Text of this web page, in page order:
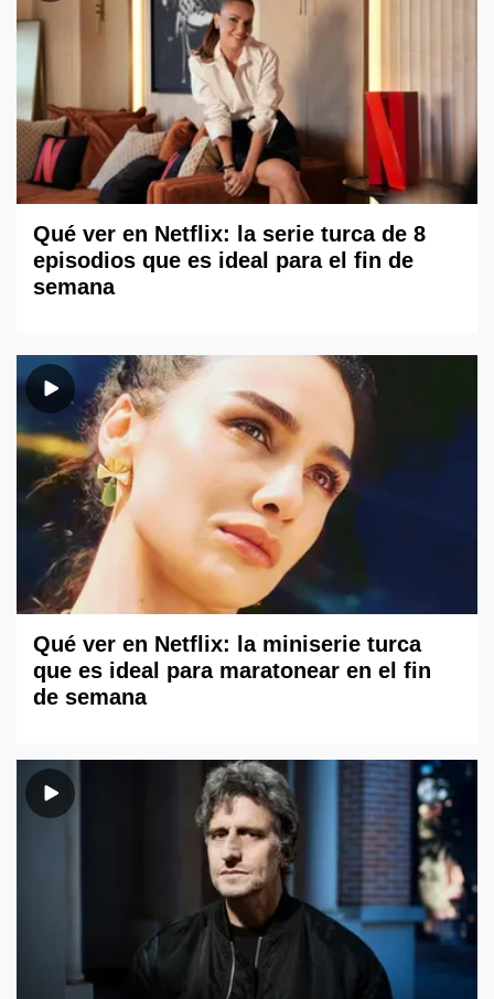
Qué ver en Netflix: la serie turca de 8
episodios que es ideal para el fin de
semana
Qué ver en Netflix: la miniserie turca
que es ideal para maratonear en el fin
de semana